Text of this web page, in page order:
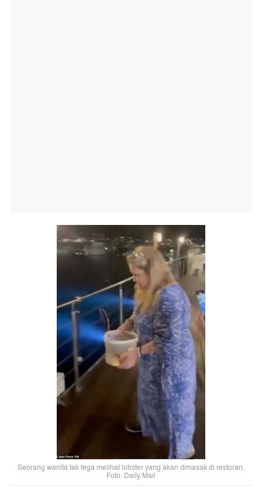
Seorang wanita tak tega melihat lobster yang akan dimasak di restoran.
Foto: Daily Mail